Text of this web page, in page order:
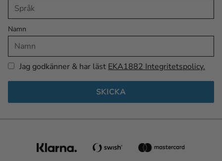
Namn
Jag godkänner & har lästEKA1882 Integritetspolicy.
SKICKA